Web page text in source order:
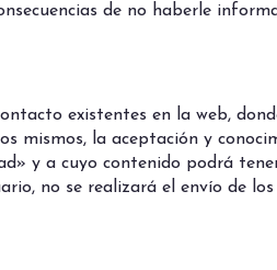
de no haberle
existentes en la web,
mismos, la aceptación y
y a cuyo contenido podrá
no se realizará el envío de